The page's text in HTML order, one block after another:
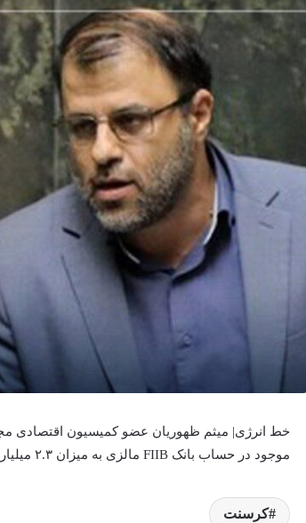
خط انرژی| میثم ظهوریان عضو کمیسیون اقتصادی
موجود در حساب بانک FIIB مالزی به میزان ۲.۳ میلیارد دلار، توسط شرکت کرسنت رد شده‌.
کرسنت